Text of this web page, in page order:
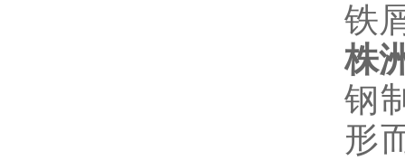
铁
株
钢
形